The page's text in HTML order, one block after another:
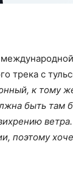
трека с
к тому
быть там
поэтому